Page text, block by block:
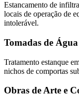
Estancamento de
locais de operação de
intolerável.
Tomadas de
Tratamento estanque
nichos de comportas
Obras de Arte e